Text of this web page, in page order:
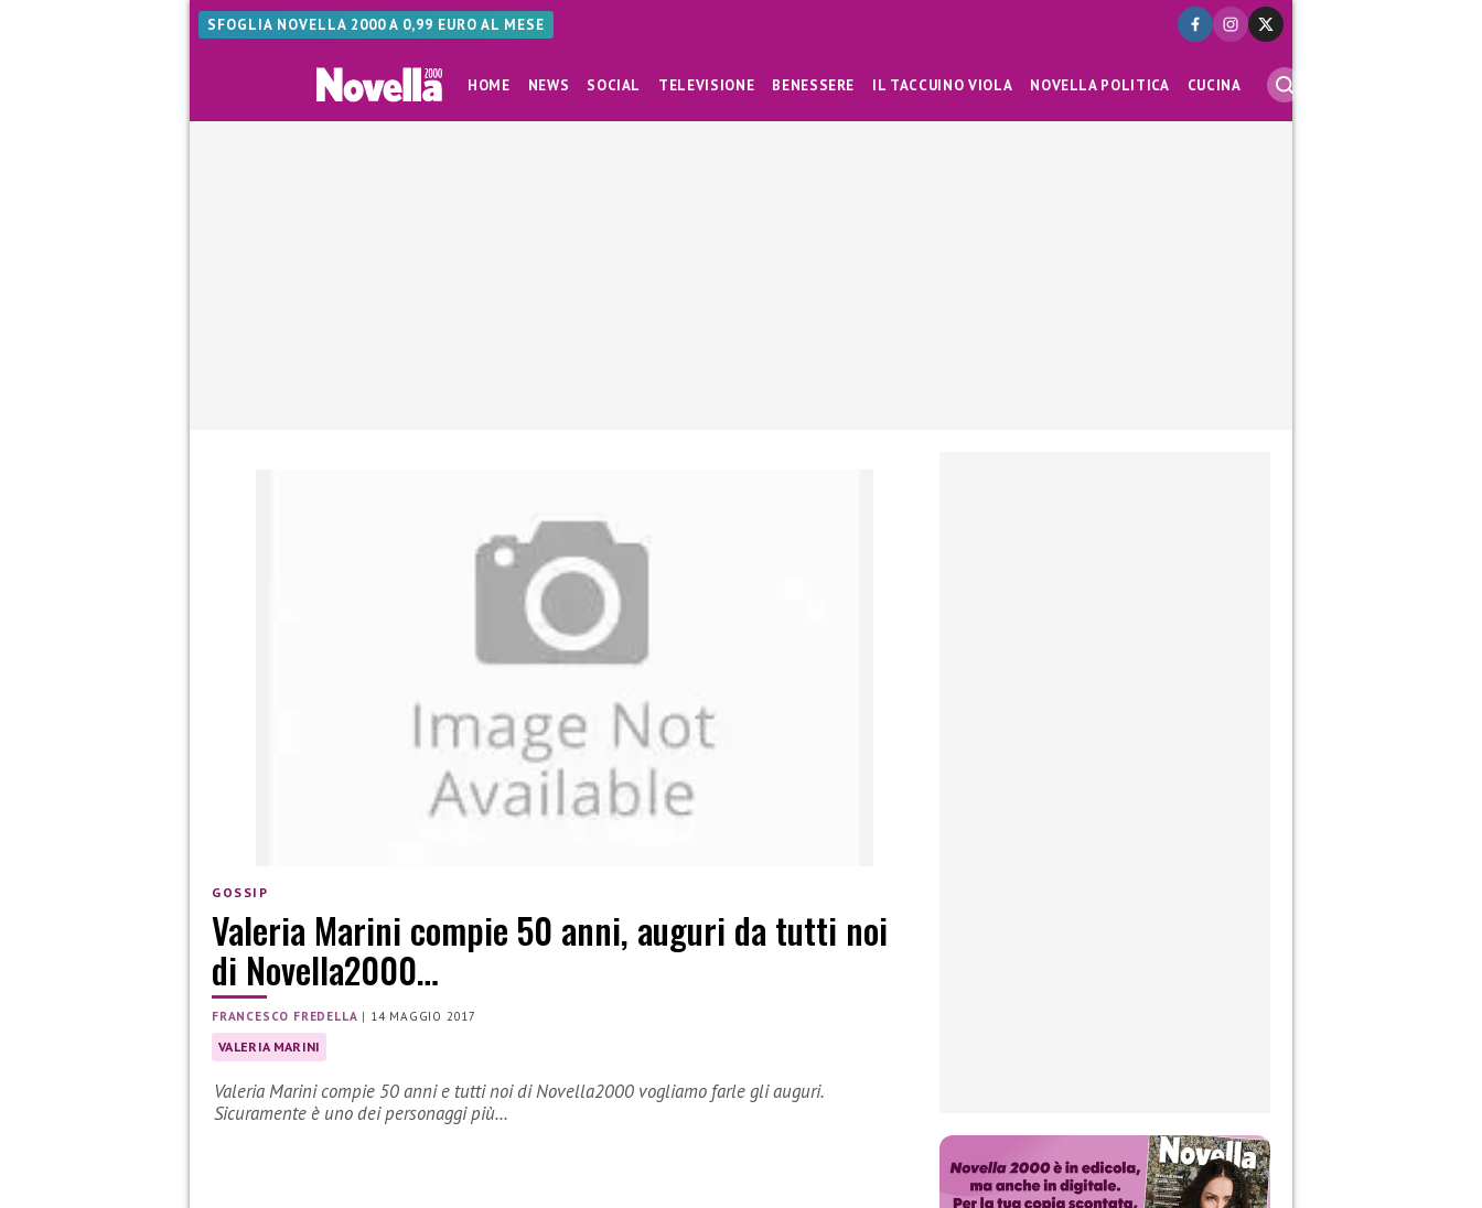
SFOGLIA NOVELLA 2000 A 0,99 EURO AL MESE
HOME NEWS SOCIAL TELEVISIONE BENESSERE IL TACCUINO VIOLA NOVELLA POLITICA CUCINA
GOSSIP
Valeria Marini compie 50 anni, auguri da tutti noi
di Novella2000…
FRANCESCO FREDELLA | 14 MAGGIO 2017
VALERIA MARINI
Valeria Marini compie 50 anni e tutti noi di Novella2000 vogliamo farle gli auguri.
Sicuramente è uno dei personaggi più…